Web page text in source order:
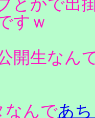
とかで出
すｗ
開生なん
なんであ